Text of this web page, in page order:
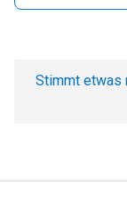
Stimmt etwas